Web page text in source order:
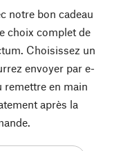
notre bon cadeau
choix complet de
Choisissez un
envoyer par e-
remettre en main
après la